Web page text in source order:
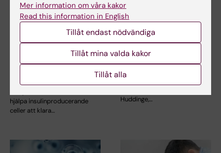
5 aug 2026
RNA-teknik förbättrar
resultaten vid
transplantation av
insulinproducerande
hjälpa insulinproducerande
celler att klara…
3 jun 2026
Stort anslag för
forskning om hur
viktpendling påverkar
hjärt- och kärlhälsan
Mikael Rydén, professor vid
Huddinge,…
Mer information om våra kakor
Read this information in English
Tillåt endast nödvändiga
Tillåt mina valda kakor
Tillåt alla